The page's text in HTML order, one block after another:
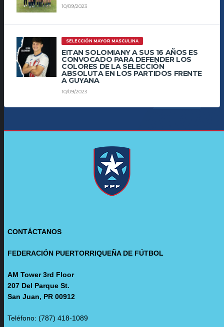
10/09/2023
SELECCIÓN MAYOR MASCULINA
EITAN SOLOMIANY A SUS 16 AÑOS ES
CONVOCADO PARA DEFENDER LOS
COLORES DE LA SELECCIÓN
ABSOLUTA EN LOS PARTIDOS FRENTE
A GUYANA
10/09/2023
CONTÁCTANOS
FEDERACIÓN PUERTORRIQUEÑA DE FÚTBOL
AM Tower 3rd Floor
207 Del Parque St.
San Juan, PR 00912
Teléfono: (787) 418-1089